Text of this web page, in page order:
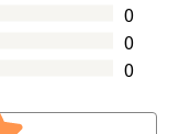
0
0
0